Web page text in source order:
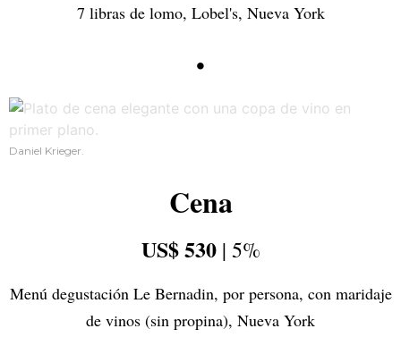
7 libras de lomo, Lobel's, Nueva York
•
Daniel Krieger.
Cena
US$ 530| 5%
Menú degustación Le Bernadin, por persona, con maridaje
de vinos (sin propina), Nueva York